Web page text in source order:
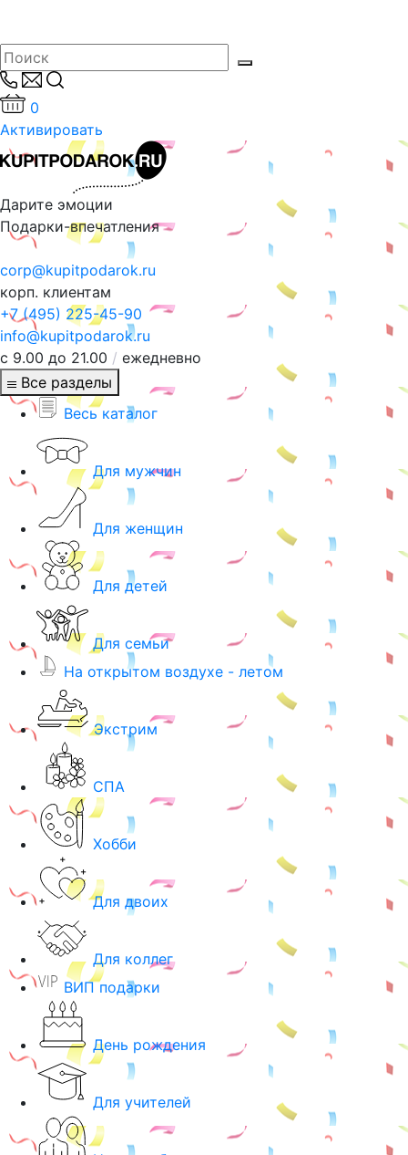
0
Активировать
Дарите эмоции
Подарки-впечатления
corp@kupitpodarok.ru
корп. клиентам
+7 (495) 225-45-90
info@kupitpodarok.ru
с 9.00 до 21.00 / ежедневно
Все разделы
Весь каталог
Для мужчин
Для женщин
Для детей
Для семьи
На открытом воздухе - летом
Экстрим
СПА
Хобби
Для двоих
Для коллег
ВИП подарки
День рождения
Для учителей